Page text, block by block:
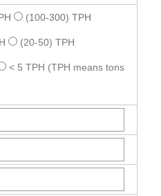
(100-300) TPH
(20-50) TPH
< 5 TPH (TPH means tons